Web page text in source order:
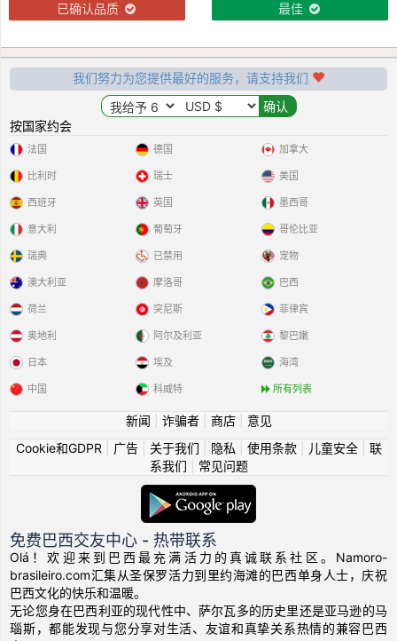
已确认品质 最佳
我们努力为您提供最好的服务，请支持我们
按国家约会
法国
比利时
西班牙
意大利
瑞典
德国
瑞士
英国
葡萄牙
已禁用
加拿大
美国
墨西哥
哥伦比亚
宠物
澳大利亚
荷兰
奥地利
日本
中国
摩洛哥
突尼斯
阿尔及利亚
埃及
科威特
巴西
菲律宾
黎巴嫩
海湾
所有列表
新闻 诈骗者| 商店| 意见
Cookie和GDPR
广告| 关于我们 隐私 使用条款| 儿童安全| 联
系我们
常见问题
免费巴西交友中心 - 热带联系
Olá！欢迎来到巴西最充满活力的真诚联系社区。Namoro-
brasileiro.com汇集从圣保罗活力到里约海滩的巴西单身人士，庆祝
巴西文化的快乐和温暖。
无论您身在巴西利亚的现代性中、萨尔瓦多的历史里还是亚马逊的马
瑙斯，都能发现与您分享对生活、友谊和真挚关系热情的兼容巴西